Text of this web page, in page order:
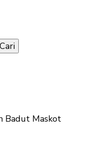
Badut Maskot